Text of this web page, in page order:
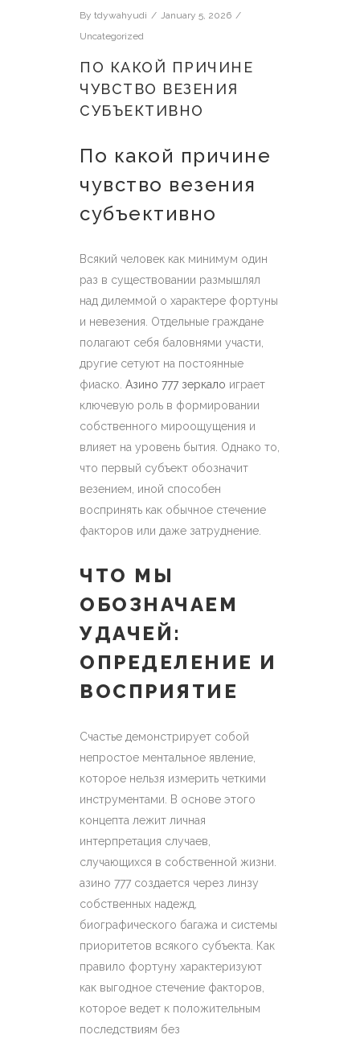
By tdywahyudi
January 5, 2026
Uncategorized
ПО КАКОЙ ПРИЧИНЕ
ЧУВСТВО ВЕЗЕНИЯ
СУБЪЕКТИВНО
По какой причине
чувство везения
субъективно
Всякий человек как минимум один
раз в существовании размышлял
над дилеммой о характере фортуны
и невезения. Отдельные граждане
полагают себя баловнями участи,
другие сетуют на постоянные
фиаско. Азино 777 зеркало играет
ключевую роль в формировании
собственного мироощущения и
влияет на уровень бытия. Однако то,
что первый субъект обозначит
везением, иной способен
воспринять как обычное стечение
факторов или даже затруднение.
ЧТО МЫ
ОБОЗНАЧАЕМ
УДАЧЕЙ:
ОПРЕДЕЛЕНИЕ И
ВОСПРИЯТИЕ
Счастье демонстрирует собой
непростое ментальное явление,
которое нельзя измерить четкими
инструментами. В основе этого
концепта лежит личная
интерпретация случаев,
случающихся в собственной жизни.
азино 777 создается через линзу
собственных надежд,
биографического багажа и системы
приоритетов всякого субъекта. Как
правило фортуну характеризуют
как выгодное стечение факторов,
которое ведет к положительным
последствиям без